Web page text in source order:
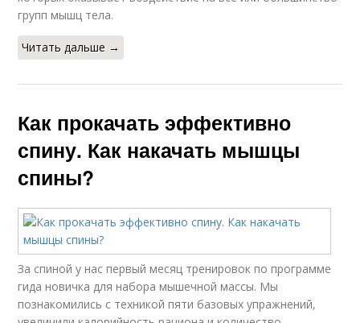
групп мышц тела.
Читать дальше →
Как прокачать эффективно
спину. Как накачать мышцы
спины?
За спиной у нас первый месяц тренировок по программе
гида новичка для набора мышечной массы. Мы
познакомились с техникой пяти базовых упражнений,